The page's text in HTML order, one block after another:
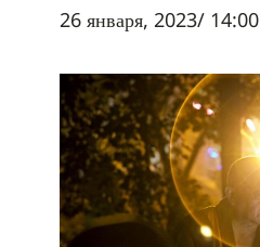
26 января, 2023/ 14:00